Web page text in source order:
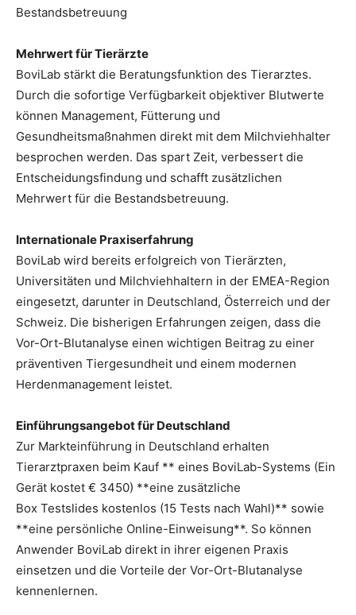
Bestandsbetreuung
Mehrwert für Tierärzte
BoviLab stärkt die Beratungsfunktion des Tierarztes.
Durch die sofortige Verfügbarkeit objektiver Blutwerte
können Management, Fütterung und
Gesundheitsmaßnahmen direkt mit dem Milchviehhalter
besprochen werden. Das spart Zeit, verbessert die
Entscheidungsfindung und schafft zusätzlichen
Mehrwert für die Bestandsbetreuung.
Internationale Praxiserfahrung
BoviLab wird bereits erfolgreich von Tierärzten,
Universitäten und Milchviehhaltern in der EMEA-Region
eingesetzt, darunter in Deutschland, Österreich und der
Schweiz. Die bisherigen Erfahrungen zeigen, dass die
Vor-Ort-Blutanalyse einen wichtigen Beitrag zu einer
präventiven Tiergesundheit und einem modernen
Herdenmanagement leistet.
Einführungsangebot für Deutschland
Zur Markteinführung in Deutschland erhalten
Tierarztpraxen beim Kauf ** eines BoviLab-Systems (Ein
Gerät kostet € 3450) **eine zusätzliche
Box Testslides kostenlos (15 Tests nach Wahl)** sowie
**eine persönliche Online-Einweisung**. So können
Anwender BoviLab direkt in ihrer eigenen Praxis
einsetzen und die Vorteile der Vor-Ort-Blutanalyse
kennenlernen.